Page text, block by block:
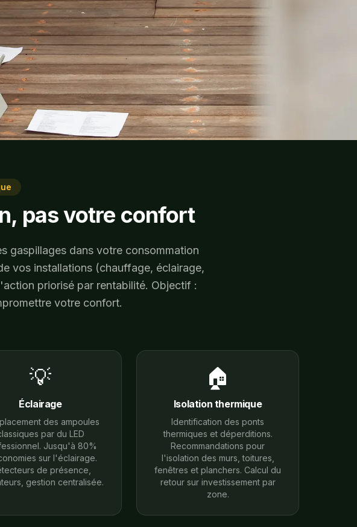
pas votre confort
gaspillages dans votre consommation
vos installations (chauffage, éclairage,
priorisé par rentabilité. Objectif :
votre confort.
💡
Éclairage
des ampoules
par du LED
Jusqu'à 80%
sur l'éclairage.
de présence,
gestion centralisée.
🏠
Isolation thermique
Identification des ponts
thermiques et déperditions.
Recommandations pour
l'isolation des murs, toitures,
fenêtres et planchers. Calcul du
retour sur investissement par
zone.